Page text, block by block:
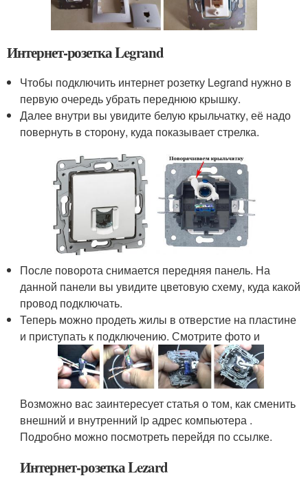
Интернет-розетка Legrand
Чтобы подключить интернет розетку Legrand нужно в
первую очередь убрать переднюю крышку.
Далее внутри вы увидите белую крыльчатку, её надо
повернуть в сторону, куда показывает стрелка.
После поворота снимается передняя панель. На
данной панели вы увидите цветовую схему, куда какой
провод подключать.
Теперь можно продеть жилы в отверстие на пластине
и приступать к подключению. Смотрите фото и
Возможно вас заинтересует статья о том, как сменить
внешний и внутренний ip адрес компьютера .
Подробно можно посмотреть перейдя по ссылке.
Интернет-розетка Lezard